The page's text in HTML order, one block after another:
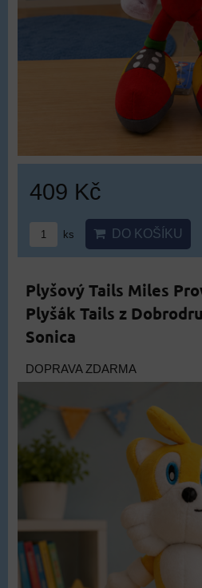
409 Kč
ks DO KOŠÍKU
Plyšový Tails Miles
Plyšák Tails z
Sonica
DOPRAVA ZDARMA